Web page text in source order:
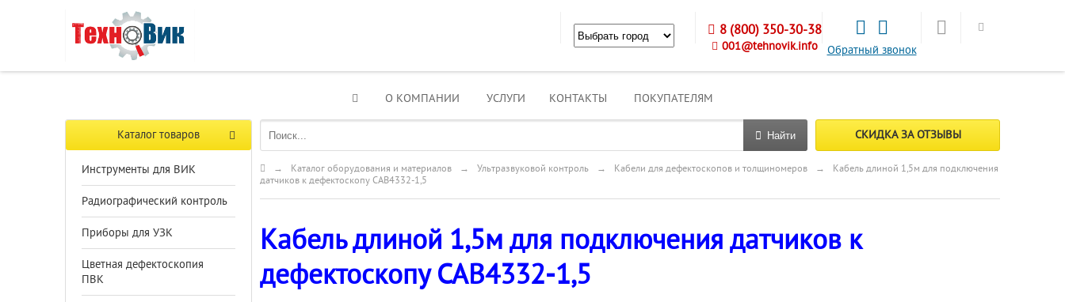
Обратный звонок
8 (800) 350-30-38
001@tehnovik.info
О КОМПАНИИ УСЛУГИ КОНТАКТЫ ПОКУПАТЕЛЯМ
Каталог товаров
Инструменты для ВИК
Радиографический контроль
Приборы для УЗК
Цветная дефектоскопия
ПВК
Найти СКИДКА ЗА ОТЗЫВЫ
→ Каталог оборудования и материалов → Ультразвуковой контроль → Кабели для дефектоскопов и толщиномеров →
Кабель длиной 1,5м для подключения
датчиков к дефектоскопу CAB4332-1,5
Кабель длиной 1,5м для подключения датчиков к
дефектоскопу CAB4332-1,5